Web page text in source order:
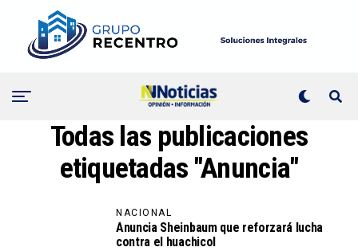
Todas las publicaciones
etiquetadas "Anuncia"
NACIONAL
Anuncia Sheinbaum que reforzará lucha
contra el huachicol